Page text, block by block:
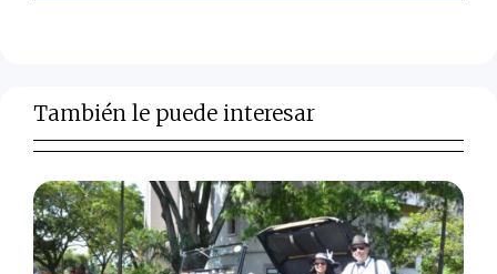
También le puede interesar